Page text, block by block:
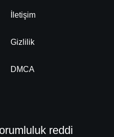
İletişim
Gizlilik
DMCA
reddi